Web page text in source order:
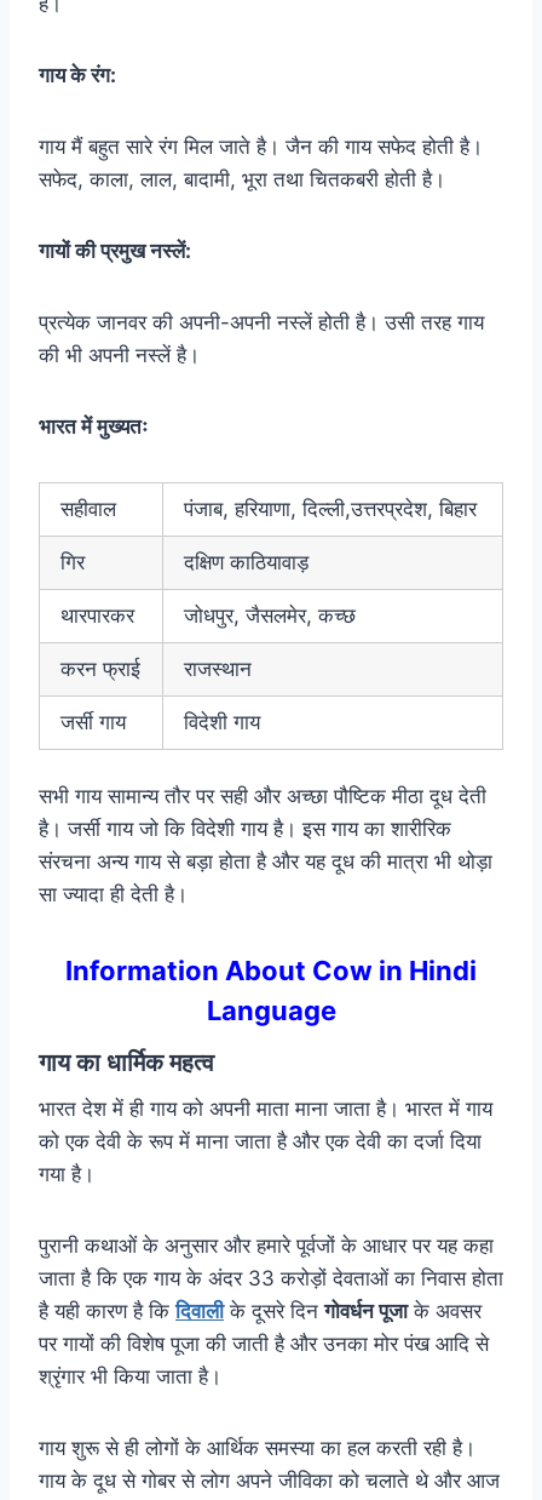
गाय के रंग:
गाय मैं बहुत सारे रंग मिल जाते है। जैन की गाय सफेद होती है।
सफेद, काला, लाल, बादामी, भूरा तथा चितकबरी होती है।
गायों की प्रमुख नस्लें:
प्रत्येक जानवर की अपनी-अपनी नस्लें होती है। उसी तरह गाय
की भी अपनी नस्लें है।
भारत में मुख्यतः
सहीवाल पंजाब, हरियाणा, दिल्ली,उत्तरप्रदेश, बिहार
गिर दक्षिण काठियावाड़
थारपारकर जोधपुर, जैसलमेर, कच्छ
करन फ्राई राजस्थान
जर्सी गाय विदेशी गाय
सभी गाय सामान्य तौर पर सही और अच्छा पौष्टिक मीठा दूध देती
है। जर्सी गाय जो कि विदेशी गाय है। इस गाय का शारीरिक
संरचना अन्य गाय से बड़ा होता है और यह दूध की मात्रा भी थोड़ा
सा ज्यादा ही देती है।
Information About Cow in Hindi
Language
गाय का धार्मिक महत्व
भारत देश में ही गाय को अपनी माता माना जाता है। भारत में गाय
को एक देवी के रूप में माना जाता है और एक देवी का दर्जा दिया
गया है।
पुरानी कथाओं के अनुसार और हमारे पूर्वजों के आधार पर यह कहा
जाता है कि एक गाय के अंदर 33 करोड़ों देवताओं का निवास होता
है यही कारण है किदिवालीके दूसरे दिनगोवर्धन पूजाके अवसर
पर गायों की विशेष पूजा की जाती है और उनका मोर पंख आदि से
श्रृंगार भी किया जाता है।
गाय शुरू से ही लोगों के आर्थिक समस्या का हल करती रही है।
गाय के दूध से गोबर से लोग अपने जीविका को चलाते थे और आज